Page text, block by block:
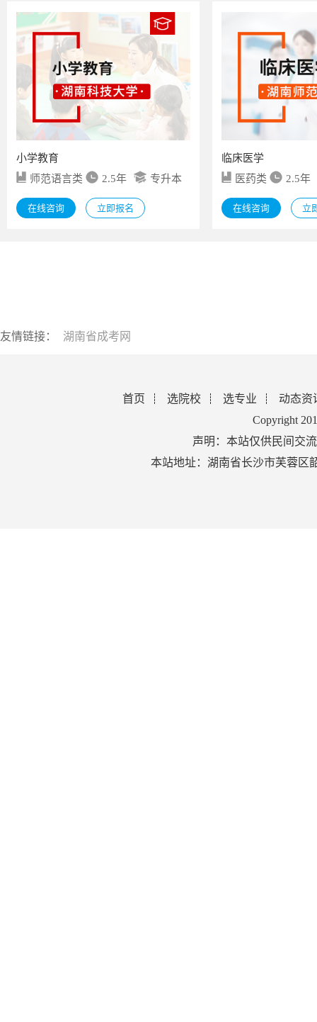
小学教育
师范语言类
2.5年 专升本
在线咨询 立即报名
临床医学
医药类
2.5年
在线咨询 立
友情链接： 湖南省成考网
首页 选院校 选专业
动态资
Copyright
声明：本站仅供民间交
本站地址：湖南省长沙市芙蓉区